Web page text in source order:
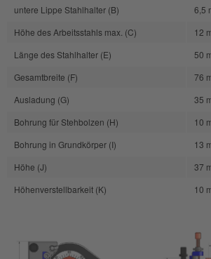
untere Lippe Stahlhalter (B)
6,5
Höhe des Arbeitsstahls max. (C)
12
Länge des Stahlhalter (E)
50
Gesamtbreite (F)
76
Ausladung (G)
35
Bohrung für Stehbolzen (H)
10
Bohrung in Grundkörper (I)
13
Höhe (J)
37
Höhenverstellbarkeit (K)
10